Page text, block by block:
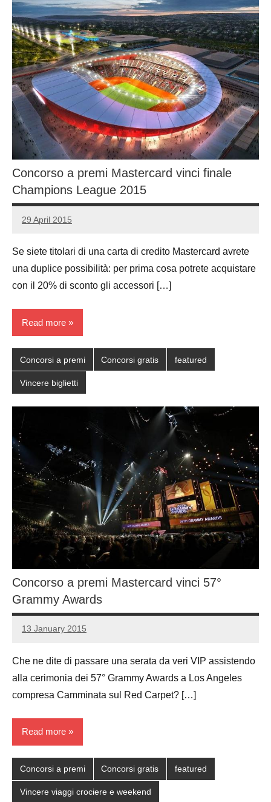
Concorso a premi Mastercard vinci finale
Champions League 2015
29 April 2015
Luca
1
Se siete titolari di una carta di credito Mastercard avrete
una duplice possibilità: per prima cosa potrete acquistare
con il 20% di sconto gli accessori […]
Read more
Concorsi a premi Concorsi gratis featured
Vincere biglietti
Concorso a premi Mastercard vinci 57°
Grammy Awards
13 January 2015
Luca
No
Che ne dite di passare una serata da veri VIP assistendo
alla cerimonia dei 57° Grammy Awards a Los Angeles
compresa Camminata sul Red Carpet? […]
Read more
Concorsi a premi Concorsi gratis featured
Vincere viaggi crociere e weekend